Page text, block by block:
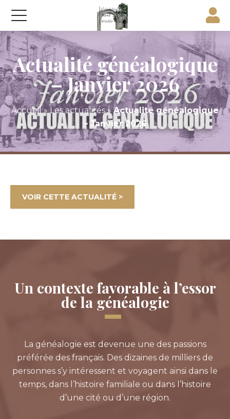
Actualité généalogique
– Janvier 2026
Accueil»Les actualités»Actualité généalogique
– Janvier 2026
VOIR CETTE ACTUALITÉ >
Un contexte favorable à l’essor
de la généalogie
La généalogie est devenue une des passions
préférée des français. Des dizaines de milliers de
personnes s’y intéressent et voyagent ainsi dans le
temps, dans l’histoire familiale ou dans l’histoire
d’une cité ou d’une région.